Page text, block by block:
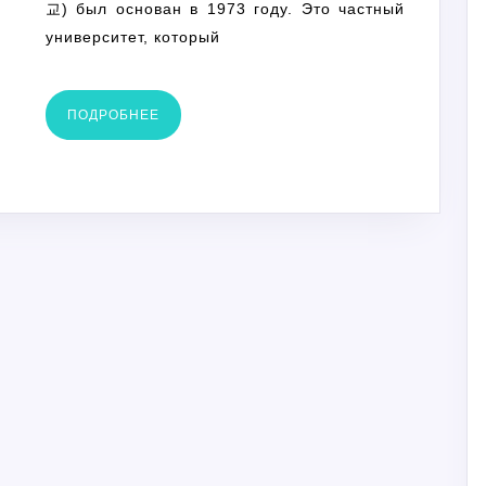
교) был основан в 1973 году. Это частный
университет, который
ПОДРОБНЕЕ ПОДРОБНЕЕ